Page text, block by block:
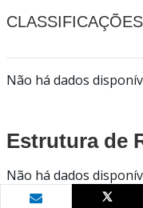
Não há dados
Estrutura de
Não há dados